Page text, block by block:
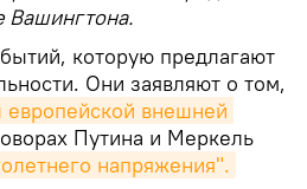
Вашингтона.
которую предлагают
Они заявляют о том,
европейской внешней
Путина и Меркель
напряжения".